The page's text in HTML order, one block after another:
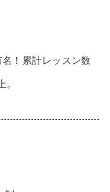
！累計レッスン数